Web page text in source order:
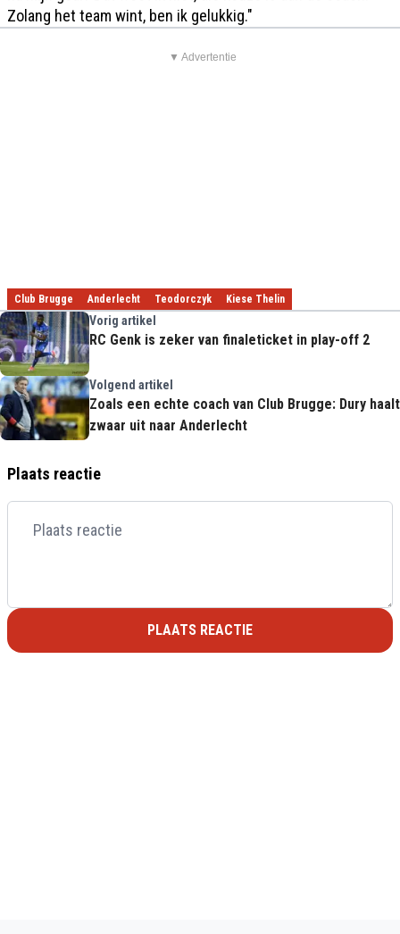
Zolang het team wint, ben ik gelukkig."
▼ Advertentie
Club Brugge Anderlecht Teodorczyk Kiese Thelin
Vorig artikel
RC Genk is zeker van finaleticket in play-off 2
Volgend artikel
Zoals een echte coach van Club Brugge: Dury haalt
zwaar uit naar Anderlecht
Plaats reactie
PLAATS REACTIE